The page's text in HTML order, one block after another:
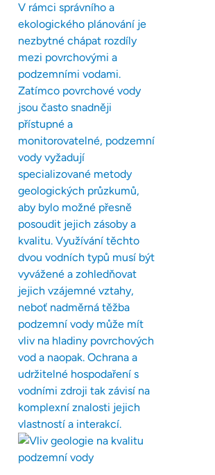
V rámci správního a
ekologického plánování je
nezbytné chápat rozdíly
mezi povrchovými a
podzemními vodami.
Zatímco povrchové vody
jsou často snadněji
přístupné a
monitorovatelné, podzemní
vody vyžadují
specializované metody
geologických průzkumů,
aby bylo možné přesně
posoudit jejich zásoby a
kvalitu. Využívání těchto
dvou vodních typů musí být
vyvážené a zohledňovat
jejich vzájemné vztahy,
neboť nadměrná těžba
podzemní vody může mít
vliv na hladiny povrchových
vod a naopak. Ochrana a
udržitelné hospodaření s
vodními zdroji tak závisí na
komplexní znalosti jejich
vlastností a interakcí.